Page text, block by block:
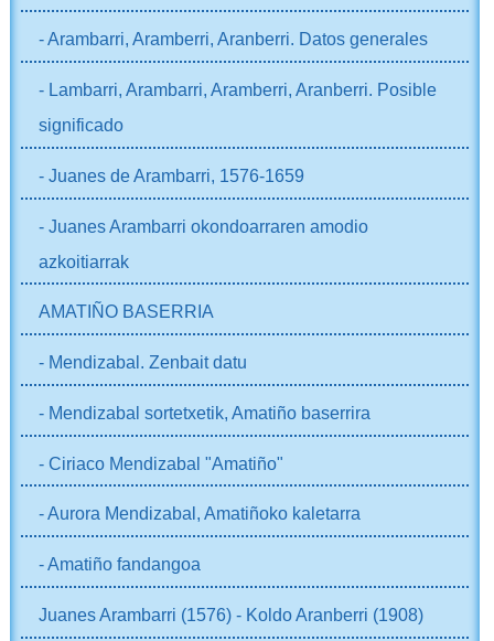
- Arambarri, Aramberri, Aranberri. Datos generales
- Lambarri, Arambarri, Aramberri, Aranberri. Posible
significado
- Juanes de Arambarri, 1576-1659
- Juanes Arambarri okondoarraren amodio
azkoitiarrak
AMATIÑO BASERRIA
- Mendizabal. Zenbait datu
- Mendizabal sortetxetik, Amatiño baserrira
- Ciriaco Mendizabal "Amatiño"
- Aurora Mendizabal, Amatiñoko kaletarra
- Amatiño fandangoa
Juanes Arambarri (1576) - Koldo Aranberri (1908)